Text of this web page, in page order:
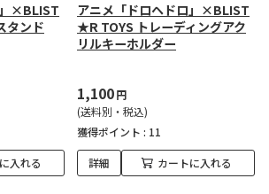
×BLIST
タンド
入れる
アニメ「ドロヘドロ」×BLIST
★R TOYS トレーディングアク
リルキーホルダー
1,100円
(送料別・税込)
獲得ポイント : 11
詳細 カートに入れる